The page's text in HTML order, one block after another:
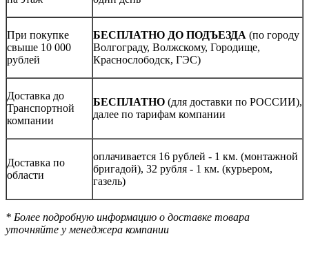
При покупке
свыше 10 000
рублей
БЕСПЛАТНО ДО ПОДЪЕЗДА (по городу
Волгограду, Волжскому, Городище,
Краснослободск, ГЭС)
Доставка до
Транспортной
компании
БЕСПЛАТНО (для доставки по РОССИИ),
далее по тарифам компании
Доставка по
области
оплачивается 16 рублей - 1 км. (монтажной
бригадой), 32 рубля - 1 км. (курьером,
газель)
* Более подробную информацию о доставке товара
уточняйте у менеджера компании